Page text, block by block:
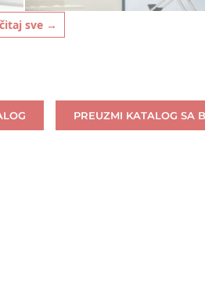
sve →
PREUZMI KATALOG SA